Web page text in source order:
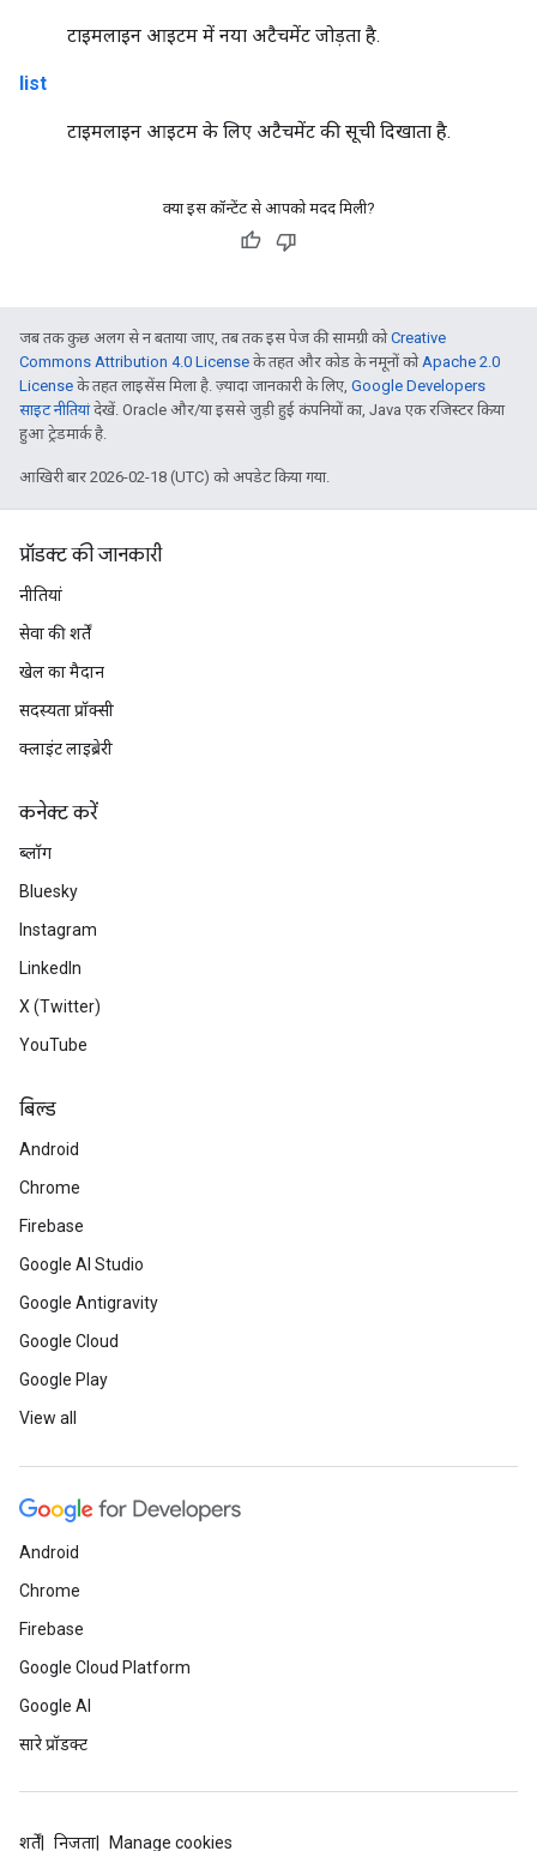
टाइमलाइन आइटम में नया अटैचमेंट जोड़ता है.
list
टाइमलाइन आइटम के लिए अटैचमेंट की सूची दिखाता है.
क्या इस कॉन्टेंट से आपको मदद मिली?
जब तक कुछ अलग से न बताया जाए, तब तक इस पेज की सामग्री कोCreative
Commons Attribution 4.0 License के तहत और कोड के नमूनों कोApache 2.0
License के तहत लाइसेंस मिला है. ज़्यादा जानकारी के लिए, Google Developers
साइट नीतियांदेखें. Oracle और/या इससे जुड़ी हुई कंपनियों का, Java एक रजिस्टर किया
हुआ ट्रेडमार्क है.
आखिरी बार 2026-02-18 (UTC) को अपडेट किया गया.
प्रॉडक्ट की जानकारी
नीतियां
सेवा की शर्तें
खेल का मैदान
सदस्यता प्रॉक्सी
क्लाइंट लाइब्रेरी
कनेक्ट करें
ब्लॉग
Bluesky
Instagram
LinkedIn
X (Twitter)
YouTube
बिल्ड
Android
Chrome
Firebase
Google AI Studio
Google Antigravity
Google Cloud
Google Play
View all
Android
Chrome
Firebase
Google Cloud Platform
Google AI
सारे प्रॉडक्ट
शर्तें निजता Manage cookies